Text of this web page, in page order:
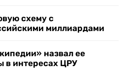
схему с
миллиардами
назвал ее
в интересах ЦРУ